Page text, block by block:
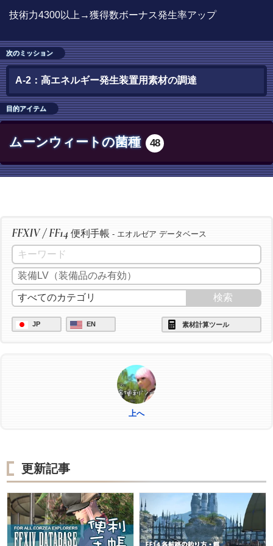
技術力4300以上→獲得数ボーナス発生率アップ
次のミッション
A-2：高エネルギー発生装置用素材の調達
目的アイテム
ムーンウィートの菌種 48
FFXIV / FF14 便利手帳 - エオルゼア データベース
JP EN 素材計算ツール
上へ
更新記事